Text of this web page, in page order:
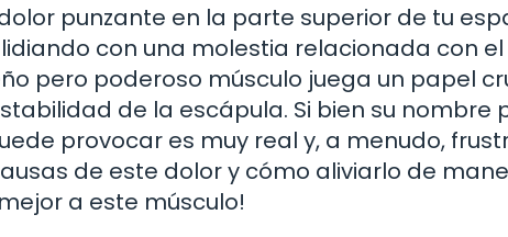
punzante en la parte superior de tu
con una molestia relacionada con
pero poderoso músculo juega un papel
de la escápula. Si bien su nombre
provocar es muy real y, a menudo,
de este dolor y cómo aliviarlo de
a este músculo!